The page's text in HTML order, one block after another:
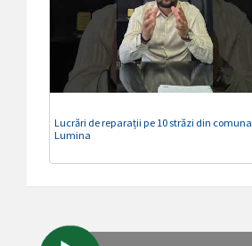
Lucrări de reparații pe 10 străzi din comuna
Lumina